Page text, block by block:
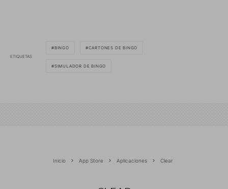
ETIQUETAS
BINGO CARTONES DE BINGO
SIMULADOR DE BINGO
Inicio App Store Aplicaciones Clear